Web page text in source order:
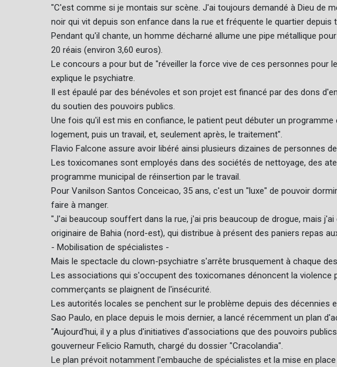
"C'est comme si je montais sur scène. J'ai toujours demandé à Dieu de
noir qui vit depuis son enfance dans la rue et fréquente le quartier depuis
Pendant qu'il chante, un homme décharné allume une pipe métallique
20 réais (environ 3,60 euros).
Le concours a pour but de "réveiller la force vive de ces personnes pour
explique le psychiatre.
Il est épaulé par des bénévoles et son projet est financé par des dons
du soutien des pouvoirs publics.
Une fois qu'il est mis en confiance, le patient peut débuter un
logement, puis un travail, et, seulement après, le traitement".
Flavio Falcone assure avoir libéré ainsi plusieurs dizaines de personnes
Les toxicomanes sont employés dans des sociétés de nettoyage, des
programme municipal de réinsertion par le travail.
Pour Vanilson Santos Conceicao, 35 ans, c'est un "luxe" de pouvoir
faire à manger.
"J'ai beaucoup souffert dans la rue, j'ai pris beaucoup de drogue, mais
originaire de Bahia (nord-est), qui distribue à présent des paniers repas
- Mobilisation de spécialistes -
Mais le spectacle du clown-psychiatre s'arrête brusquement à chaque
Les associations qui s'occupent des toxicomanes dénoncent la violence
commerçants se plaignent de l'insécurité.
Les autorités locales se penchent sur le problème depuis des décennies
Sao Paulo, en place depuis le mois dernier, a lancé récemment un plan
"Aujourd'hui, il y a plus d'initiatives d'associations que des pouvoirs
gouverneur Felicio Ramuth, chargé du dossier "Cracolandia".
Le plan prévoit notamment l'embauche de spécialistes et la mise en